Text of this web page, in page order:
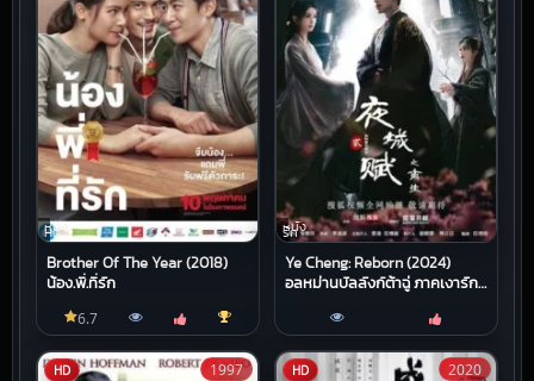
หนัง
HD
Brother Of The Year (2018)
น้อง.พี่.ที่รัก
6.7
หนัง
รัก
Ye Cheng: Reborn (2024)
อลหม่านบัลลังก์ต้าฉู่ ภาคเงารัก
HD 1997 HD 2020